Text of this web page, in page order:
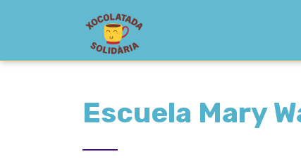
Escuela Mary